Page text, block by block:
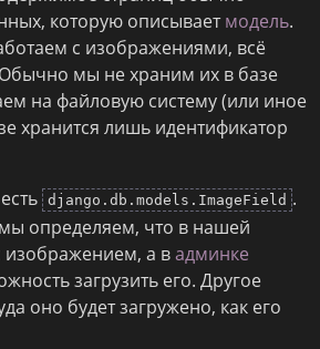
которую описываетмодель.
с изображениями, всё
мы не храним их в базе
на файловую систему (или иное
хранится лишь идентификатор
django.db.models.ImageField .
определяем, что в нашей
изображением, а вадминке
загрузить его. Другое
оно будет загружено, как его